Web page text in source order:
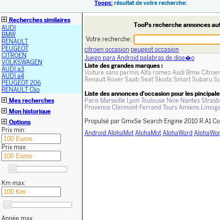
Toops: résultat de votre recherche:
TooPs recherche annonces
Votre recherche:
citroen occasion peugeot occasion
Juego para Android palabras de dise�o
Liste des grandes marques :
Voiture sans permis Alfa romeo Audi Bmw
Renault Rover Saab Seat Skoda Smart Subaru
Liste des annonces d'occasion pour les
Paris Marseille Lyon Toulouse Nice Nantes
Provence Clermont-Ferrand Tours Amiens
Propulsé par GmxSe Search Engine 2010 R.A1
Android AlphaMot AlphaMot AlphaWord
Recherches similaires
AUDI
BMW
RENAULT
PEUGEOT
CITROEN
VOLKSWAGEN
AUDI a3
AUDI a4
PEUGEOT 206
RENAULT Clio
Mes recherches
Mon historique
Options
Prix min:
Prix max:
Km max:
Année max: